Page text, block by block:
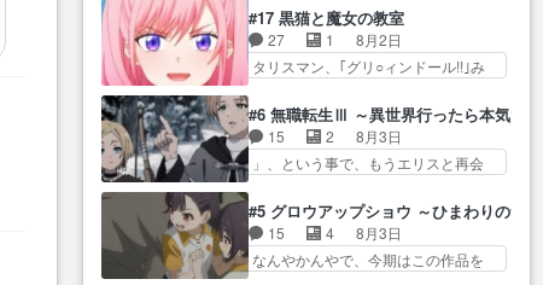
の関係… 確かに相手にも家族や
大切な人はいるけど、… 白シャ
ツが作業着みたいなもんなんですか
ね…
じ… 佐々木がガラケーからスマ
ホに変えるって、… もうドラマ
版孤独のグルメファンコンテン
佐々木さんの優しさ… 先行で見
た時より2人のやり取りに癒しを
感… ABEMA版の7〜8話佐々木が
実年齢以上…
った世界。どんな女… そうか、
こんな風に見えてるのかぁ。かけ
る… 完全な両片思いになりまし
たねぇ…OPとE… 余計な物は描
ん… 光も感じない完全な盲目な
んやね…おめかし… 母役に能登
さんって禁じ手使ってきたー！
て良かった本当… 股に海豚を挟
み水上バスでの会話を反芻…
恋… OPEDとも無人バージョンか
ら主人公２人…
#17 黒猫と魔女の教室
27 1
8月2日
タリスマン、｢グリ○ィンドール!!｣み
で力を合わせて倒… アリアはホ
ントスピカが大好きだよね。ツ
ン… 一等級ポテンシャルのアリ
アちゃん可愛くて… そういや、
… とうとうアリアと直接競う場
がきたこれまで… 毎度ながらの
スピカの顔面芸推しのハナち
#6 無職転生Ⅲ ～異世界行ったら本気だ
15 2
8月3日
」、という事で、もうエリスと再会
てルーデウスの成長が確… 人間
関係の清算が粛々と進められている
サラ… サラとの関係に対して完
全に「昔の女」とし… ルーシー
#5 グロウアップショウ ～ひまわりのサ
15 4
8月3日
なんやかんやで、今期はこの作品を